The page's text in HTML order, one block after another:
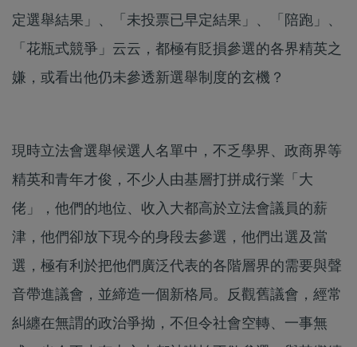
定選舉結果」、「未投票已早定結果」、「陪跑」、
「花瓶式競爭」云云，都極有貶損參選的各界精英之
嫌，或看出他仍未參透新選舉制度的玄機？
現時立法會選舉候選人名單中，不乏學界、政商界等
精英和青年才俊，不少人由基層打拼成行業「大
佬」，他們的地位、收入大都高於立法會議員的薪
津，他們卻放下現今的身段去參選，他們出選及當
選，極有利於把他們廣泛代表的各階層界的需要與聲
音帶進議會，並締造一個新格局。反觀舊議會，經常
糾纏在無謂的政治爭拗，不但令社會空轉、一事無